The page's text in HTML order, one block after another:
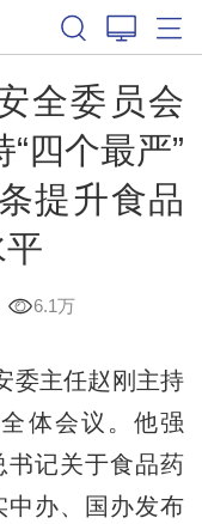
全委员会
四个最严”
提升食品
6.1万
主任赵刚主持
体会议。他强
书记关于食品药
中办、国办发布